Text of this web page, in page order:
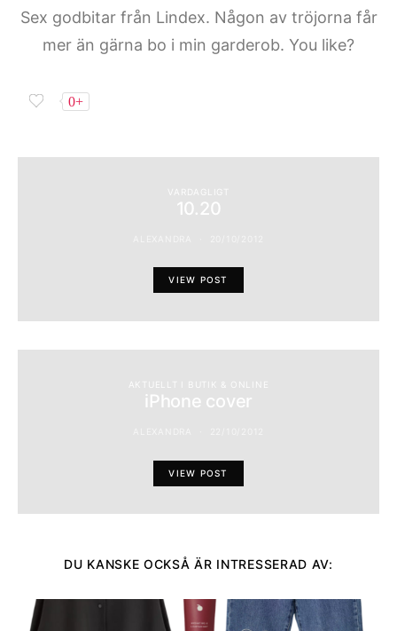
Sex godbitar från Lindex. Någon av tröjorna får
mer än gärna bo i min garderob. You like?
0+
VARDAGLIGT
10.20
VIEW POST
AKTUELLT I BUTIK & ONLINE
iPhone cover
VIEW POST
DU KANSKE OCKSÅ ÄR INTRESSERAD AV: